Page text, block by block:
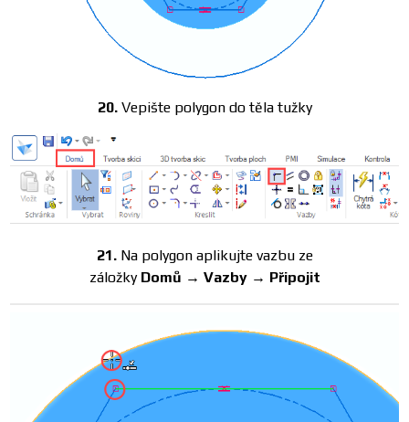
20.Vepište polygon do těla tužky
21.Na polygon aplikujte vazbu ze
záložky Domů → Vazby → Připojit